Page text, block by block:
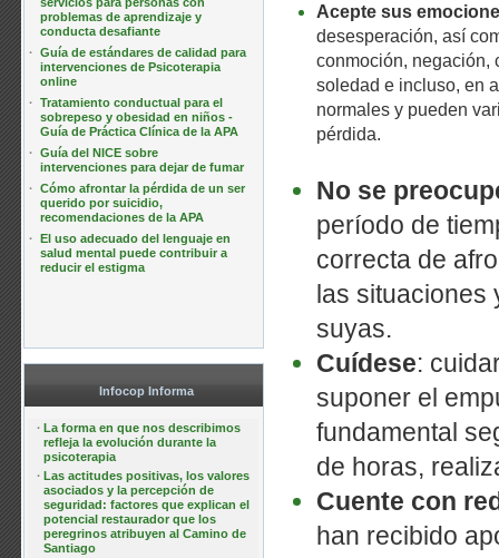
problemas de aprendizaje y
conducta desafiante
· Guía de estándares de calidad para
intervenciones de Psicoterapia
online
· Tratamiento conductual para el
sobrepeso y obesidad en niños -
Guía de Práctica Clínica de la APA
· Guía del NICE sobre
intervenciones para dejar de fumar
· Cómo afrontar la pérdida de un ser
querido por suicidio,
recomendaciones de la APA
· El uso adecuado del lenguaje en
salud mental puede contribuir a
reducir el estigma
Infocop Informa
· La forma en que nos describimos
refleja la evolución durante la
psicoterapia
· Las actitudes positivas, los valores
asociados y la percepción de
seguridad: factores que explican el
potencial restaurador que los
peregrinos atribuyen al Camino de
Santiago
Acepte sus
desesperación, así
conmoción, negación,
soledad e incluso, en
normales y pueden
pérdida.
No se
período de
correcta de
las
suyas.
Cuídese:
suponer el
fundamental
de horas,
Cuente con
han recibido